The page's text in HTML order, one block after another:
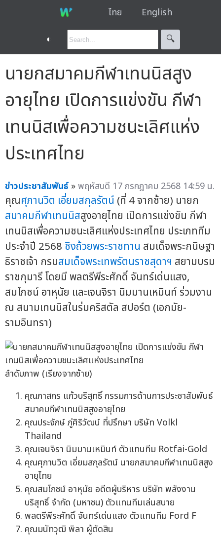
ไทย English
◐ 🔍︎
นายกสมาคมกีฬาเทนนิสสูง
อายุไทย เปิดการแข่งขัน กีฬา
เทนนิสเพื่อความชนะเลิศแห่ง
ประเทศไทย
ข่าวประชาสัมพันธ์ »พฤหัสบดี 17 กรกฎาคม 2568 14:59 น.
คุณศุภานวิต เอี่ยมสกุลรัตน์ (ที่ 4 จากซ้าย) นายก
สมาคมกีฬาเทนนิสสูงอายุไทย เปิดการแข่งขัน กีฬา
เทนนิสเพื่อความชนะเลิศแห่งประเทศไทย ประเภททีม
ประจำปี 2568 ชิงถ้วยพระราชทาน สมเด็จพระกนิษฐา
ธิราชเจ้า กรมสมเด็จพระเทพรัตนราชสุดาฯ สยามบรม
ราชกุมารี โดยมี พลตรีพีระศักดิ์ จันทร์เด่นแสง,
สมโภชน์ อาหุนัย และเจนจิรา นิมมานเหมินท์ ร่วมงาน
ณ สนามเทนนิสในร่มคริสตัล สปอร์ต (เอกมัย-
รามอินทรา)
ลำดับภาพ (เรียงจากซ้าย)
คุณภาสกร แก้วบริสุทธิ์ กรรมการด้านการประชาสัมพันธ์
สมาคมกีฬาเทนนิสสูงอายุไทย
คุณประจักษ์ ภู่ศิริวัฒน์ ที่ปรึกษา บริษัท Volkl
Thailand
คุณเจนจิรา นิมมานเหมินท์ ตัวแทนทีม Rotfai-Gold
คุณศุภานวิต เอี่ยมสกุลรัตน์ นายกสมาคมกีฬาเทนนิสสูง
อายุไทย
คุณสมโภชน์ อาหุนัย อดีตผู้บริหาร บริษัท พลังงาน
บริสุทธิ์ จำกัด (มหาชน) ตัวแทนทีมเล่นสบาย
พลตรีพีระศักดิ์ จันทร์เด่นแสง ตัวแทนทีม Ford F
คุณมนัทวุฒิ พิลา ผู้ตัดสิน